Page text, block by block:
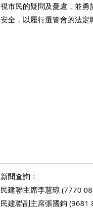
視市民的疑問及憂慮，並
安全，以履行選管會的法定
新聞查詢：​
民建聯主席李慧琼 (7770
民建聯副主席張國鈞 (9681